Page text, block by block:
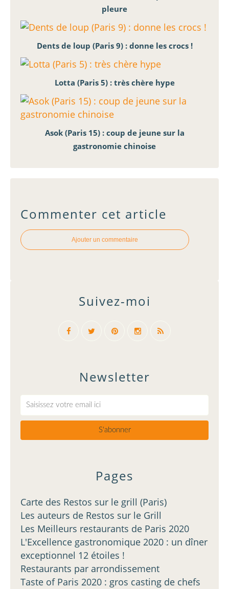
pleure
Dents de loup (Paris 9) : donne les crocs !
Lotta (Paris 5) : très chère hype
Asok (Paris 15) : coup de jeune sur la
gastronomie chinoise
Commenter cet article
Ajouter un commentaire
Newsletter
Pages
Carte des Restos sur le grill (Paris)
Les auteurs de Restos sur le Grill
Les Meilleurs restaurants de Paris 2020
L'Excellence gastronomique 2020 : un dîner
exceptionnel 12 étoiles !
Restaurants par arrondissement
Taste of Paris 2020 : gros casting de chefs
Suivez-moi